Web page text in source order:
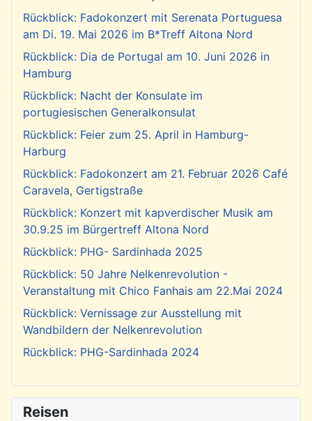
Rückblick: Fadokonzert mit Serenata Portuguesa
am Di. 19. Mai 2026 im B*Treff Altona Nord
Rückblick: Dia de Portugal am 10. Juni 2026 in
Hamburg
Rückblick: Nacht der Konsulate im
portugiesischen Generalkonsulat
Rückblick: Feier zum 25. April in Hamburg-
Harburg
Rückblick: Fadokonzert am 21. Februar 2026 Café
Caravela, Gertigstraße
Rückblick: Konzert mit kapverdischer Musik am
30.9.25 im Bürgertreff Altona Nord
Rückblick: PHG- Sardinhada 2025
Rückblick: 50 Jahre Nelkenrevolution -
Veranstaltung mit Chico Fanhais am 22.Mai 2024
Rückblick: Vernissage zur Ausstellung mit
Wandbildern der Nelkenrevolution
Rückblick: PHG-Sardinhada 2024
Reisen